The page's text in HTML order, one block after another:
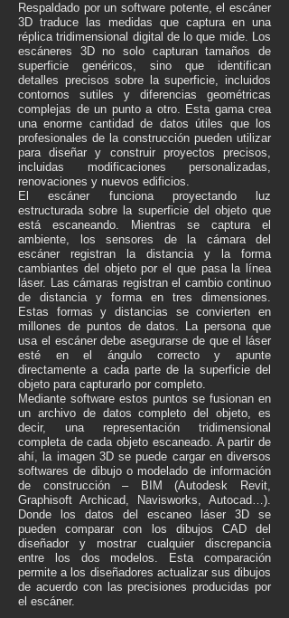
Respaldado por un software potente, el escáner
3D traduce las medidas que captura en una
réplica tridimensional digital de lo que mide. Los
escáneres 3D no solo capturan tamaños de
superficie genéricos, sino que identifican
detalles precisos sobre la superficie, incluidos
contornos sutiles y diferencias geométricas
complejas de un punto a otro. Esta gama crea
una enorme cantidad de datos útiles que los
profesionales de la construcción pueden utilizar
para diseñar y construir proyectos precisos,
incluidas modificaciones personalizadas,
renovaciones y nuevos edificios.
El escáner funciona proyectando luz
estructurada sobre la superficie del objeto que
está escaneando. Mientras se captura el
ambiente, los sensores de la cámara del
escáner registran la distancia y la forma
cambiantes del objeto por el que pasa la línea
láser. Las cámaras registran el cambio continuo
de distancia y forma en tres dimensiones.
Estas formas y distancias se convierten en
millones de puntos de datos. La persona que
usa el escáner debe asegurarse de que el láser
esté en el ángulo correcto y apunte
directamente a cada parte de la superficie del
objeto para capturarlo por completo.
Mediante software estos puntos se fusionan en
un archivo de datos completo del objeto, es
decir, una representación tridimensional
completa de cada objeto escaneado. A partir de
ahí, la imagen 3D se puede cargar en diversos
softwares de dibujo o modelado de información
de construcción – BIM (Autodesk Revit,
Graphisoft Archicad, Navisworks, Autocad…).
Donde los datos del escaneo láser 3D se
pueden comparar con los dibujos CAD del
diseñador y mostrar cualquier discrepancia
entre los dos modelos. Esta comparación
permite a los diseñadores actualizar sus dibujos
de acuerdo con las precisiones producidas por
el escáner.